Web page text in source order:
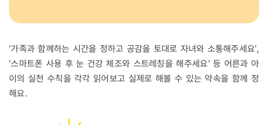
‘가족과 함께하는 시간을 정하고 공감을 토대로 자녀와 소통해주세요’,
‘스마트폰 사용 후 눈 건강 체조와 스트레칭을 해주세요’ 등 어른과 아
이의 실천 수칙을 각각 읽어보고 실제로 해볼 수 있는 약속을 함께 정
해요.